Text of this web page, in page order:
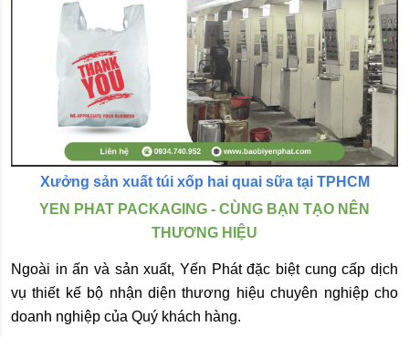
Xưởng sản xuất túi xốp hai quai sữa tại TPHCM
YEN PHAT PACKAGING - CÙNG BẠN TẠO NÊN
THƯƠNG HIỆU
Ngoài in ấn và sản xuất, Yến Phát đặc biệt cung cấp dịch
vụ thiết kế bộ nhận diện thương hiệu chuyên nghiệp cho
doanh nghiệp của Quý khách hàng.